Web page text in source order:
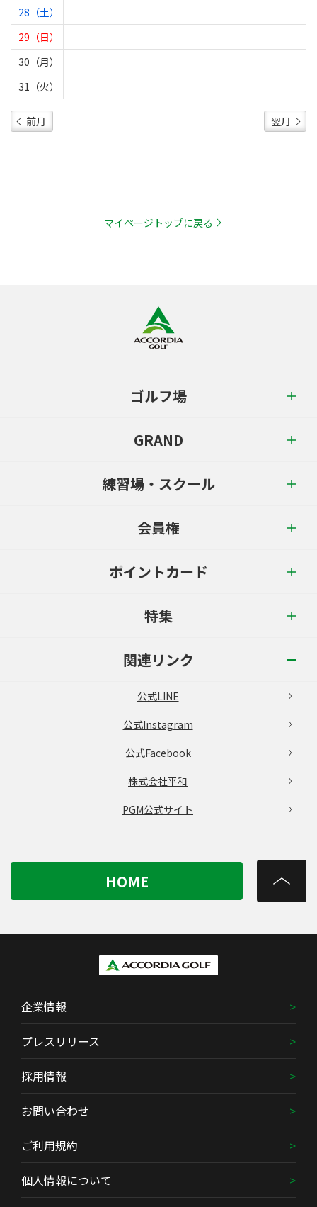
28（土）
29（日）
30（月）
31（火）
前月 翌月
マイページトップに戻る
ゴルフ場
GRAND
練習場・スクール
会員権
ポイントカード
特集
関連リンク
公式LINE
公式Instagram
公式Facebook
株式会社平和
PGM公式サイト
HOME
企業情報
プレスリリース
採用情報
お問い合わせ
ご利用規約
個人情報について